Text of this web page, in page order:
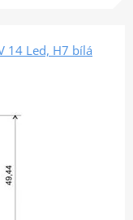
14 Led, H7 bílá